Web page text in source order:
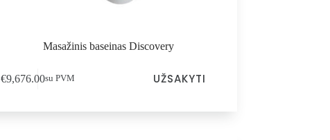
Masažinis baseinas Discovery
€9,676.00su PVM UŽSAKYTI